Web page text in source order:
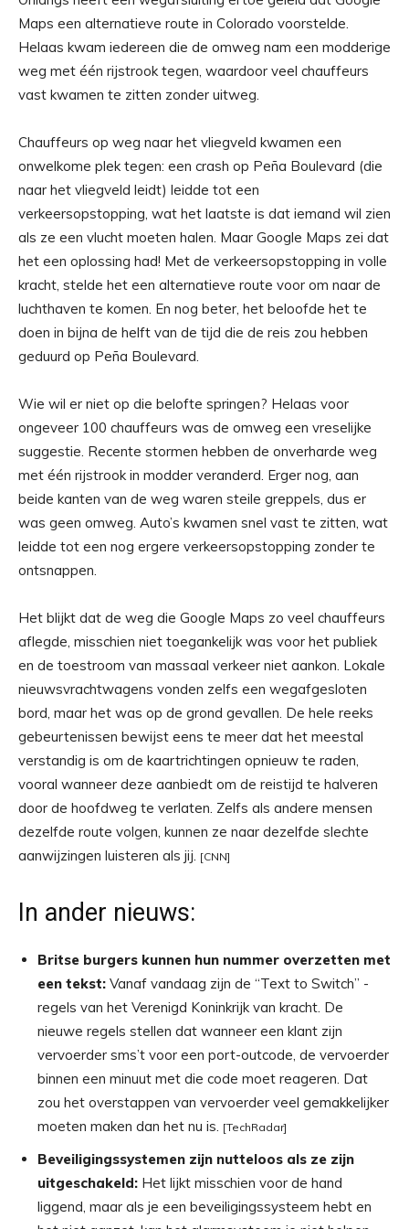
Maps een alternatieve route in Colorado voorstelde.
Helaas kwam iedereen die de omweg nam een ​​modderige
weg met één rijstrook tegen, waardoor veel chauffeurs
vast kwamen te zitten zonder uitweg.
Chauffeurs op weg naar het vliegveld kwamen een
onwelkome plek tegen: een crash op Peña Boulevard (die
naar het vliegveld leidt) leidde tot een
verkeersopstopping, wat het laatste is dat iemand wil zien
als ze een vlucht moeten halen. Maar Google Maps zei dat
het een oplossing had! Met de verkeersopstopping in volle
kracht, stelde het een alternatieve route voor om naar de
luchthaven te komen. En nog beter, het beloofde het te
doen in bijna de helft van de tijd die de reis zou hebben
geduurd op Peña Boulevard.
Wie wil er niet op die belofte springen? Helaas voor
ongeveer 100 chauffeurs was de omweg een vreselijke
suggestie. Recente stormen hebben de onverharde weg
met één rijstrook in modder veranderd. Erger nog, aan
beide kanten van de weg waren steile greppels, dus er
was geen omweg. Auto’s kwamen snel vast te zitten, wat
leidde tot een nog ergere verkeersopstopping zonder te
ontsnappen.
Het blijkt dat de weg die Google Maps zo veel chauffeurs
aflegde, misschien niet toegankelijk was voor het publiek
en de toestroom van massaal verkeer niet aankon. Lokale
nieuwsvrachtwagens vonden zelfs een wegafgesloten
bord, maar het was op de grond gevallen. De hele reeks
gebeurtenissen bewijst eens te meer dat het meestal
verstandig is om de kaartrichtingen opnieuw te raden,
vooral wanneer deze aanbiedt om de reistijd te halveren
door de hoofdweg te verlaten. Zelfs als andere mensen
dezelfde route volgen, kunnen ze naar dezelfde slechte
aanwijzingen luisteren als jij. [CNN]
In ander nieuws:
Britse burgers kunnen hun nummer overzetten met
een tekst: Vanaf vandaag zijn de “Text to Switch” -
regels van het Verenigd Koninkrijk van kracht. De
nieuwe regels stellen dat wanneer een klant zijn
vervoerder sms’t voor een port-outcode, de vervoerder
binnen een minuut met die code moet reageren. Dat
zou het overstappen van vervoerder veel gemakkelijker
moeten maken dan het nu is. [TechRadar]
Beveiligingssystemen zijn nutteloos als ze zijn
uitgeschakeld: Het lijkt misschien voor de hand
liggend, maar als je een beveiligingssysteem hebt en